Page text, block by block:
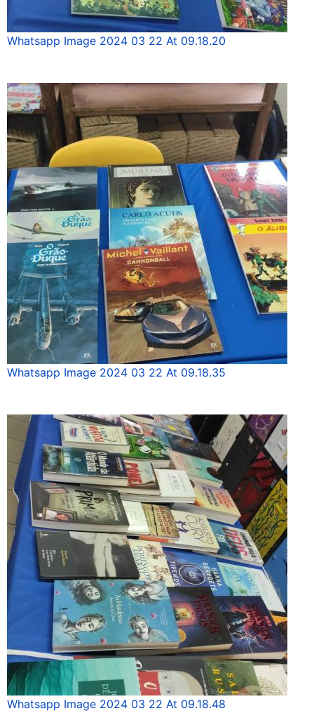
Whatsapp Image 2024 03 22 At 09.18.20
Whatsapp Image 2024 03 22 At 09.18.35
Whatsapp Image 2024 03 22 At 09.18.48